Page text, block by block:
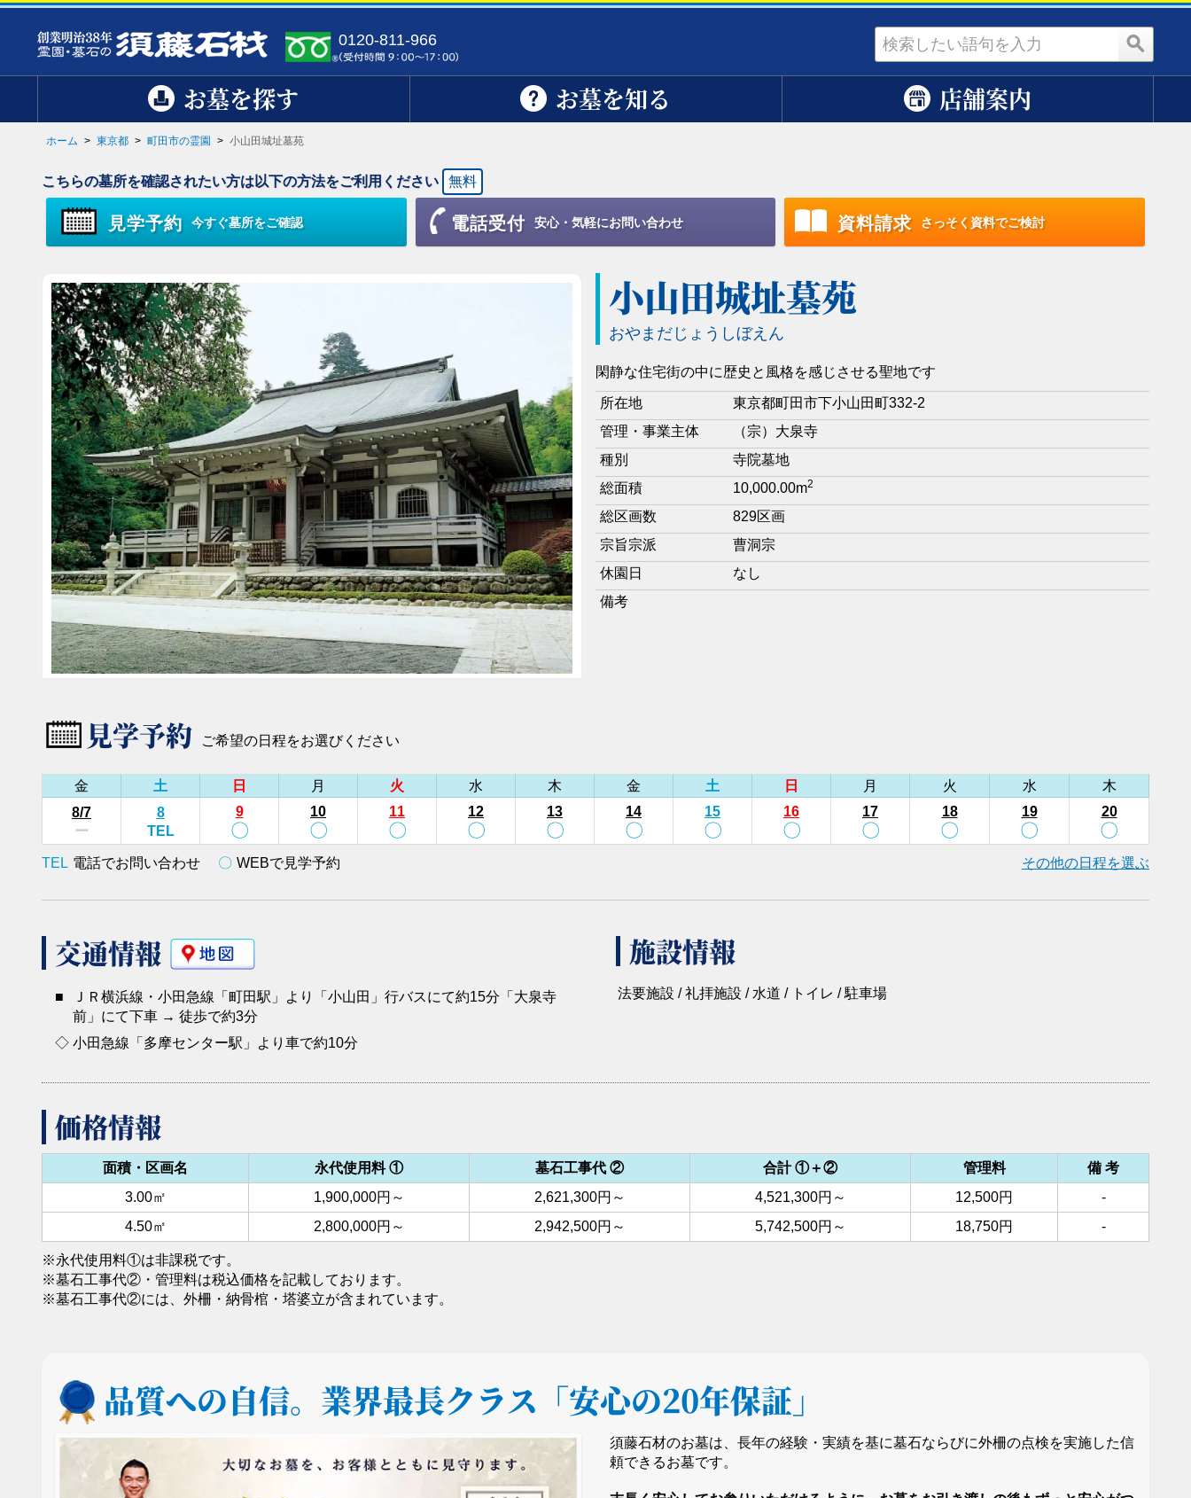
0120-811-966
お墓を探す お墓を知る 店舗案内
ホーム > 東京都 > 町田市の霊園 > 小山田城址墓苑
こちらの墓所を確認されたい方は以下の方法をご利用ください 無料
見学予約 今すぐ墓所をご確認 電話受付 安心・気軽にお問い合わせ 資料請求 さっそく資料でご検討
小山田城址墓苑
おやまだじょうしぼえん
閑静な住宅街の中に歴史と風格を感じさせる聖地です
所在地
東京都町田市下小山田町332-2
管理・事業主体
（宗）大泉寺
種別
寺院墓地
総面積
10,000.00m2
総区画数
829区画
宗旨宗派
曹洞宗
休園日
なし
備考
見学予約 ご希望の日程をお選びください
金 土 日 月 火 水 木 金 土 日 月 火 水
木
8/7
ー
8
TEL
9
〇
10
〇
11
〇
12
〇
13
〇
14
〇
15
〇
16
〇
17
〇
18
〇
19
〇
20
〇
TEL 電話でお問い合わせ 〇 WEBで見学予約 その他の日程を選ぶ
交通情報
■
ＪＲ横浜線・小田急線「町田駅」より「小山田」行バスにて約15分「大泉寺
前」にて下車 → 徒歩で約3分
◇ 小田急線「多摩センター駅」より車で約10分
施設情報
法要施設 / 礼拝施設 / 水道 / トイレ / 駐車場
価格情報
面積・区画名 永代使用料 ① 墓石工事代 ② 合計 ①＋② 管理料
備 考
3.00㎡
1,900,000円～ 2,621,300円～ 4,521,300円～ 12,500円
-
4.50㎡
2,800,000円～ 2,942,500円～ 5,742,500円～ 18,750円 -
※永代使用料①は非課税です。
※墓石工事代②・管理料は税込価格を記載しております。
※墓石工事代②には、外柵・納骨棺・塔婆立が含まれています。
品質への自信。 業界最長クラス 「安心の20年保証」
須藤石材のお墓は、長年の経験・実績を基に墓石ならびに外柵の点検を実施した信
頼できるお墓です。